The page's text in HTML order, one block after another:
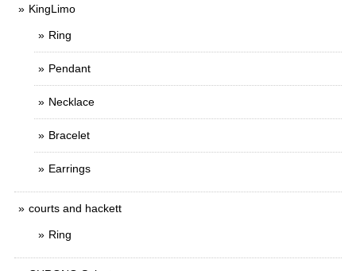
KingLimo
Ring
Pendant
Necklace
Bracelet
Earrings
courts and hackett
Ring